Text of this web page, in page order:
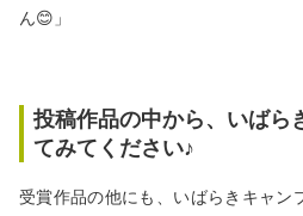
ん😊」
投稿作品の中から、いばら
てみてください♪
受賞作品の他にも、いばらきキャン